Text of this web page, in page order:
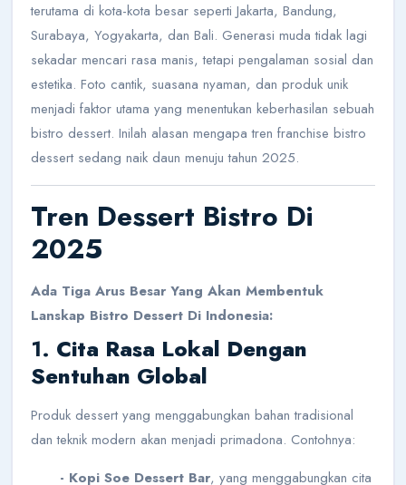
terutama di kota-kota besar seperti Jakarta, Bandung,
Surabaya, Yogyakarta, dan Bali. Generasi muda tidak lagi
sekadar mencari rasa manis, tetapi pengalaman sosial dan
estetika. Foto cantik, suasana nyaman, dan produk unik
menjadi faktor utama yang menentukan keberhasilan sebuah
bistro dessert. Inilah alasan mengapa tren franchise bistro
dessert sedang naik daun menuju tahun 2025.
Tren Dessert Bistro Di
2025
Ada Tiga Arus Besar Yang Akan Membentuk
Lanskap Bistro Dessert Di Indonesia:
1. Cita Rasa Lokal Dengan
Sentuhan Global
Produk dessert yang menggabungkan bahan tradisional
dan teknik modern akan menjadi primadona. Contohnya:
- Kopi Soe Dessert Bar, yang menggabungkan cita